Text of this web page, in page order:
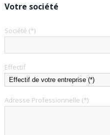
Votre société
Société (*)
Effectif
Adresse Professionnelle (*)